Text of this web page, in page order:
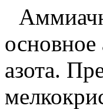
азота.